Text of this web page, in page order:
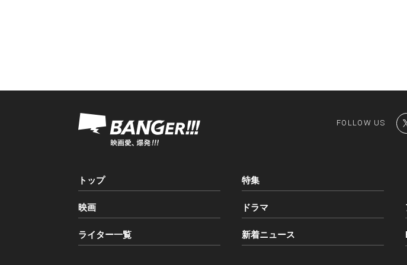
FOLLOW US
トップ 特集
映画 ドラマ
ライター一覧 新着ニュース